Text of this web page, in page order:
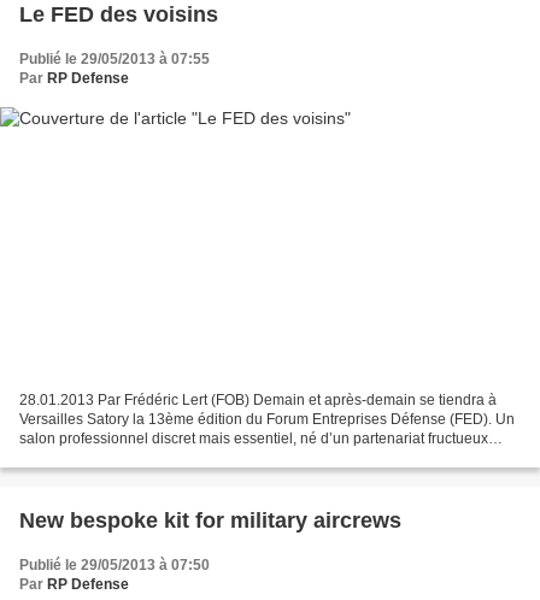
Le FED des voisins
Publié le 29/05/2013 à 07:55
Par RP Defense
28.01.2013 Par Frédéric Lert (FOB) Demain et après-demain se tiendra à
Versailles Satory la 13ème édition du Forum Entreprises Défense (FED). Un
salon professionnel discret mais essentiel, né d’un partenariat fructueux
New bespoke kit for military aircrews
Publié le 29/05/2013 à 07:50
Par RP Defense